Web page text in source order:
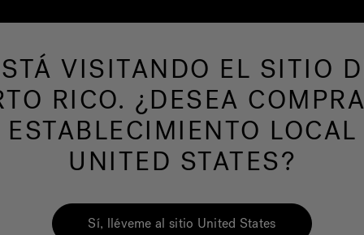
productos SPAS DE NATACION Nuestra
VISITANDO EL SITIO
RICO. ¿DESEA
ESTABLECIMIENTO LOCAL
UNITED STATES?
Sí, lléveme al sitio United States